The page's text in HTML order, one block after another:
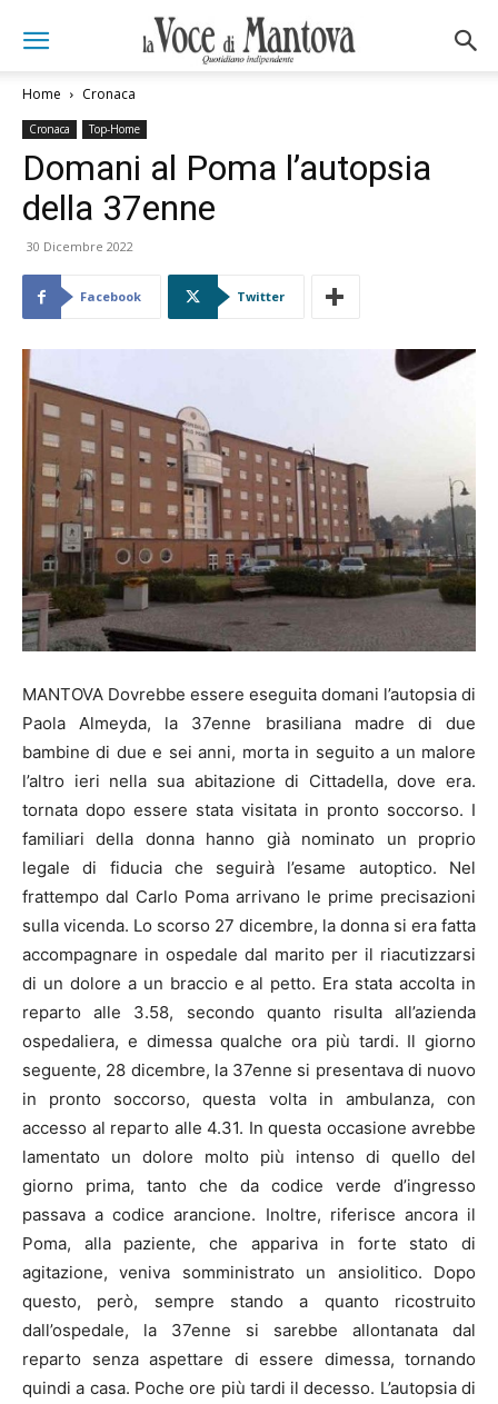
Home Cronaca
Cronaca Top-Home
Domani al Poma l’autopsia
della 37enne
30 Dicembre 2022
Facebook Twitter
MANTOVA Dovrebbe essere eseguita domani l’autopsia di
Paola Almeyda, la 37enne brasiliana madre di due
bambine di due e sei anni, morta in seguito a un malore
l’altro ieri nella sua abitazione di Cittadella, dove era.
tornata dopo essere stata visitata in pronto soccorso. I
familiari della donna hanno già nominato un proprio
legale di fiducia che seguirà l’esame autoptico. Nel
frattempo dal Carlo Poma arrivano le prime precisazioni
sulla vicenda. Lo scorso 27 dicembre, la donna si era fatta
accompagnare in ospedale dal marito per il riacutizzarsi
di un dolore a un braccio e al petto. Era stata accolta in
reparto alle 3.58, secondo quanto risulta all’azienda
ospedaliera, e dimessa qualche ora più tardi. Il giorno
seguente, 28 dicembre, la 37enne si presentava di nuovo
in pronto soccorso, questa volta in ambulanza, con
accesso al reparto alle 4.31. In questa occasione avrebbe
lamentato un dolore molto più intenso di quello del
giorno prima, tanto che da codice verde d’ingresso
passava a codice arancione. Inoltre, riferisce ancora il
Poma, alla paziente, che appariva in forte stato di
agitazione, veniva somministrato un ansiolitico. Dopo
questo, però, sempre stando a quanto ricostruito
dall’ospedale, la 37enne si sarebbe allontanata dal
reparto senza aspettare di essere dimessa, tornando
quindi a casa. Poche ore più tardi il decesso. L’autopsia di